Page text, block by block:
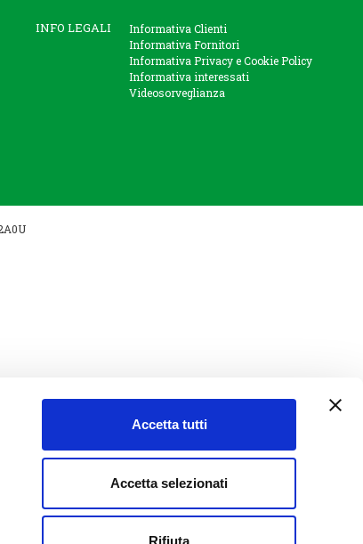
Accetta tutti
Accetta selezionati
Rifiuta
INFO LEGALI
Informativa Clienti
Informativa Fornitori
Informativa Privacy e Cookie Policy
Informativa interessati
Videosorveglianza